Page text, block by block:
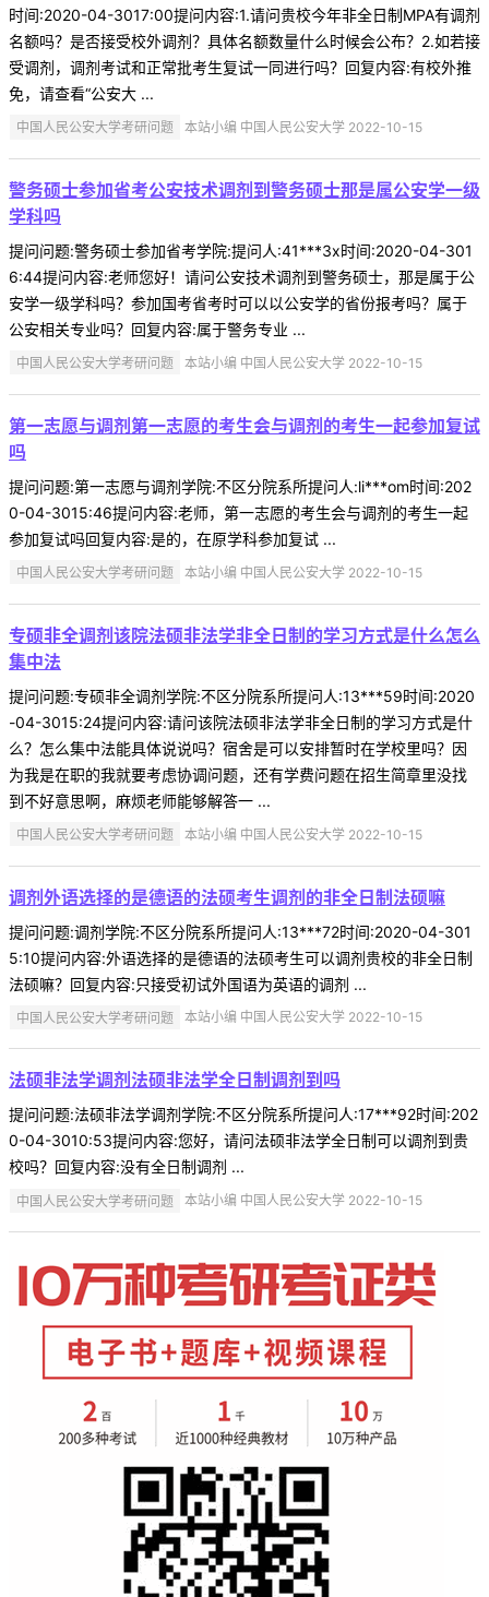
时间:2020-04-3017:00提问内容:1.请问贵校今年非全日制MPA有调剂
名额吗？是否接受校外调剂？具体名额数量什么时候会公布？2.如若接
受调剂，调剂考试和正常批考生复试一同进行吗？回复内容:有校外推
免，请查看“公安大 ...
中国人民公安大学考研问题 本站小编 中国人民公安大学 2022-10-15
警务硕士参加省考公安技术调剂到警务硕士那是属公安学一级
学科吗
提问问题:警务硕士参加省考学院:提问人:41***3x时间:2020-04-301
6:44提问内容:老师您好！请问公安技术调剂到警务硕士，那是属于公
安学一级学科吗？参加国考省考时可以以公安学的省份报考吗？属于
公安相关专业吗？回复内容:属于警务专业 ...
中国人民公安大学考研问题 本站小编 中国人民公安大学 2022-10-15
第一志愿与调剂第一志愿的考生会与调剂的考生一起参加复试
吗
提问问题:第一志愿与调剂学院:不区分院系所提问人:li***om时间:202
0-04-3015:46提问内容:老师，第一志愿的考生会与调剂的考生一起
参加复试吗回复内容:是的，在原学科参加复试 ...
中国人民公安大学考研问题 本站小编 中国人民公安大学 2022-10-15
专硕非全调剂该院法硕非法学非全日制的学习方式是什么怎么
集中法
提问问题:专硕非全调剂学院:不区分院系所提问人:13***59时间:2020
-04-3015:24提问内容:请问该院法硕非法学非全日制的学习方式是什
么？怎么集中法能具体说说吗？宿舍是可以安排暂时在学校里吗？因
为我是在职的我就要考虑协调问题，还有学费问题在招生简章里没找
到不好意思啊，麻烦老师能够解答一 ...
中国人民公安大学考研问题 本站小编 中国人民公安大学 2022-10-15
调剂外语选择的是德语的法硕考生调剂的非全日制法硕嘛
提问问题:调剂学院:不区分院系所提问人:13***72时间:2020-04-301
5:10提问内容:外语选择的是德语的法硕考生可以调剂贵校的非全日制
法硕嘛？回复内容:只接受初试外国语为英语的调剂 ...
中国人民公安大学考研问题 本站小编 中国人民公安大学 2022-10-15
法硕非法学调剂法硕非法学全日制调剂到吗
提问问题:法硕非法学调剂学院:不区分院系所提问人:17***92时间:202
0-04-3010:53提问内容:您好，请问法硕非法学全日制可以调剂到贵
校吗？回复内容:没有全日制调剂 ...
中国人民公安大学考研问题 本站小编 中国人民公安大学 2022-10-15